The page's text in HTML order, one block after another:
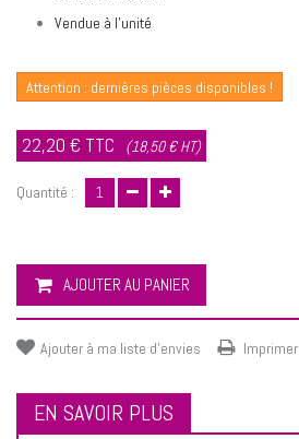
Vendue à l’unité
Attention : dernières pièces disponibles !
22,20 € TTC (18,50 € HT)
Quantité :
AJOUTER AU PANIER
Ajouter à ma liste d'envies Imprimer
EN SAVOIR PLUS